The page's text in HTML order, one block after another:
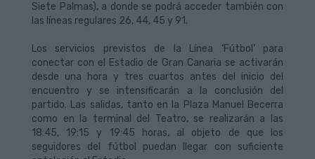
Siete Palmas), a donde se podrá acceder también con
las líneas regulares 26, 44, 45 y 91.
Los servicios previstos de la Línea ‘Fútbol’ para
conectar con el Estadio de Gran Canaria se activarán
desde una hora y tres cuartos antes del inicio del
encuentro y se intensificarán a la conclusión del
partido. Las salidas, tanto en la Plaza Manuel Becerra
como en la terminal del Teatro, se realizarán a las
18:45, 19:15 y 19:45 horas, al objeto de que los
seguidores del fútbol puedan llegar con suficiente